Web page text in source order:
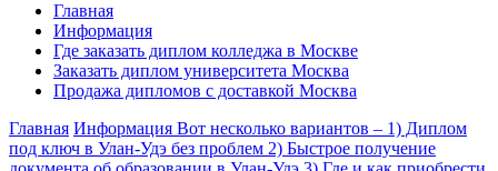
Главная
Информация
Где заказать диплом колледжа в Москве
Заказать диплом университета Москва
Продажа дипломов с доставкой Москва
Главная Информация Вот несколько вариантов – 1) Диплом
под ключ в Улан-Удэ без проблем 2) Быстрое получение